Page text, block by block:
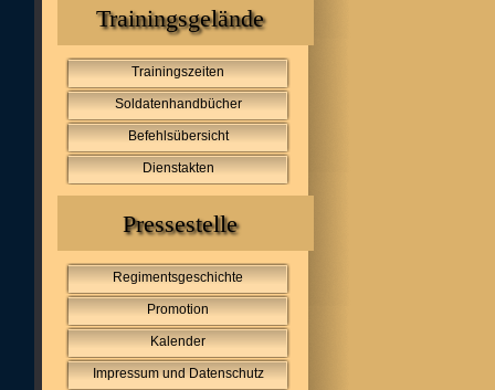
Trainingsgelände
Trainingszeiten
Soldatenhandbücher
Befehlsübersicht
Dienstakten
Pressestelle
Regimentsgeschichte
Promotion
Kalender
Impressum und Datenschutz